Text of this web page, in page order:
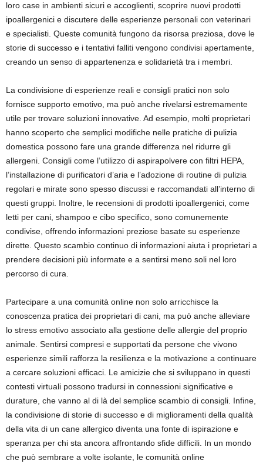
loro case in ambienti sicuri e accoglienti, scoprire nuovi prodotti
ipoallergenici e discutere delle esperienze personali con veterinari
e specialisti. Queste comunità fungono da risorsa preziosa, dove le
storie di successo e i tentativi falliti vengono condivisi apertamente,
creando un senso di appartenenza e solidarietà tra i membri.
La condivisione di esperienze reali e consigli pratici non solo
fornisce supporto emotivo, ma può anche rivelarsi estremamente
utile per trovare soluzioni innovative. Ad esempio, molti proprietari
hanno scoperto che semplici modifiche nelle pratiche di pulizia
domestica possono fare una grande differenza nel ridurre gli
allergeni. Consigli come l’utilizzo di aspirapolvere con filtri HEPA,
l’installazione di purificatori d’aria e l’adozione di routine di pulizia
regolari e mirate sono spesso discussi e raccomandati all’interno di
questi gruppi. Inoltre, le recensioni di prodotti ipoallergenici, come
letti per cani, shampoo e cibo specifico, sono comunemente
condivise, offrendo informazioni preziose basate su esperienze
dirette. Questo scambio continuo di informazioni aiuta i proprietari a
prendere decisioni più informate e a sentirsi meno soli nel loro
percorso di cura.
Partecipare a una comunità online non solo arricchisce la
conoscenza pratica dei proprietari di cani, ma può anche alleviare
lo stress emotivo associato alla gestione delle allergie del proprio
animale. Sentirsi compresi e supportati da persone che vivono
esperienze simili rafforza la resilienza e la motivazione a continuare
a cercare soluzioni efficaci. Le amicizie che si sviluppano in questi
contesti virtuali possono tradursi in connessioni significative e
durature, che vanno al di là del semplice scambio di consigli. Infine,
la condivisione di storie di successo e di miglioramenti della qualità
della vita di un cane allergico diventa una fonte di ispirazione e
speranza per chi sta ancora affrontando sfide difficili. In un mondo
che può sembrare a volte isolante, le comunità online